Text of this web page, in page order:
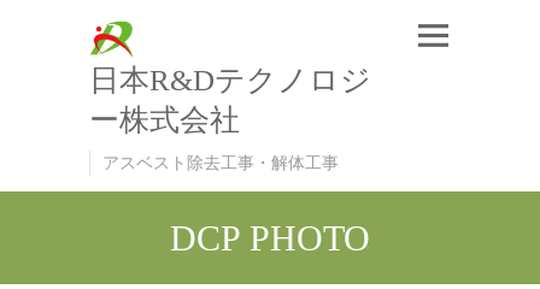
日本R&Dテクノロジ
ー株式会社
アスベスト除去工事・解体工事
DCP PHOTO